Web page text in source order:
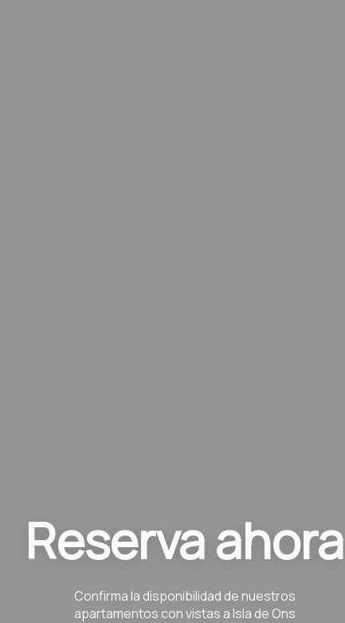
Reserva ahora
Confirma la disponibilidad de nuestros
apartamentos con vistas a Isla de Ons